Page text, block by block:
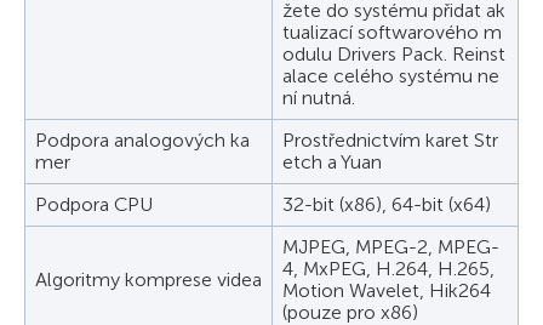
žete do systému přidat ak
tualizací softwarového m
odulu Drivers Pack. Reinst
alace celého systému ne
ní nutná.
Podpora analogových ka
mer
Prostřednictvím karet Str
etch a Yuan
Podpora CPU
32-bit (x86), 64-bit (x64)
Algoritmy komprese videa
MJPEG, MPEG-2, MPEG-
4, MxPEG, H.264, H.265,
Motion Wavelet, Hik264
(pouze pro x86)